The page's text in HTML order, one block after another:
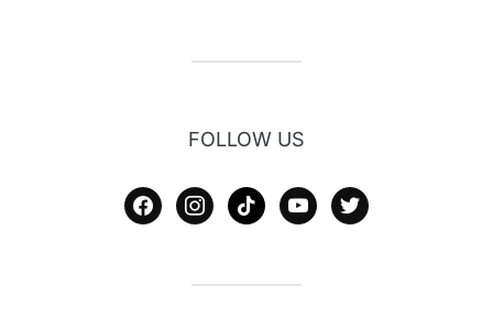
FOLLOW US
facebookinstagram
tiktok youtubetwitter